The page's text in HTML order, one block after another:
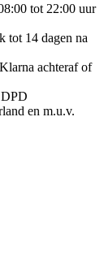
tot 22:00 uur
tot 14 dagen na
achteraf of
en m.u.v.